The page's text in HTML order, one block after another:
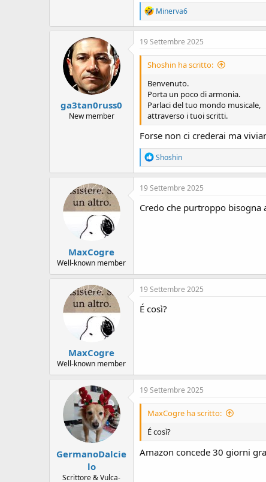
R
e
a
c
o
s
:
Minerva6
ga3tan0russ0
New member
19 Settembre 2025
Shoshin ha scritto:
Benvenuto.
Porta un poco di armonia.
Parlaci del tuo mondo musicale,
attraverso i tuoi scritti.
Forse non ci crederai ma
R
e
a
c
i
o
Shoshin
MaxCogre
Well-known member
19 Settembre 2025
Credo che purtroppo
MaxCogre
Well-known member
19 Settembre 2025
É così?
GermanoDalcie
lo
Scrittore & Vulca-
19 Settembre 2025
MaxCogre ha scritto:
É così?
Amazon concede 30 giorni